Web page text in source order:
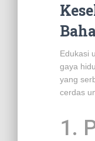
Edukasi
gaya
yang
cerdas
1.